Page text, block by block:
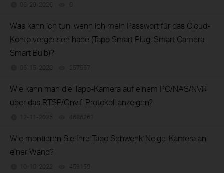
06-29-2026 0
Was kann ich tun, wenn ich mein Passwort für das Cloud-
Konto vergessen habe (Tapo Smart Plug, Smart Camera,
Smart Bulb)?
06-15-2020 257567
Wie kann man die Tapo-Kamera auf einem PC/NAS/NVR
über das RTSP/Onvif-Protokoll anzeigen?
12-11-2025 4686261
Wie montieren Sie Ihre Tapo Schwenk-Neige-Kamera an
einer Wand?
10-10-2022 459159